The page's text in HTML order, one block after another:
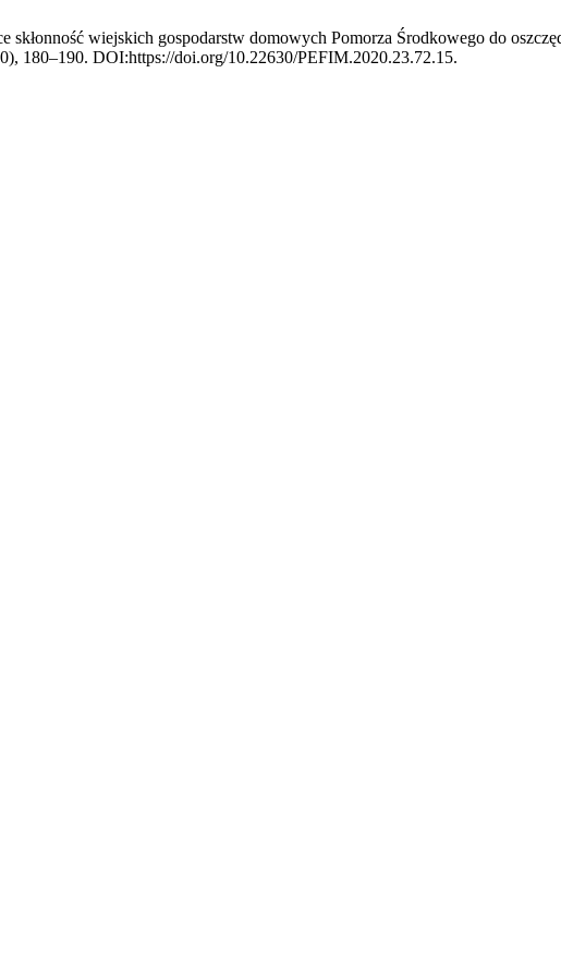
wiejskich gospodarstw domowych Pomorza Środkowego do
180–190. DOI:https://doi.org/10.22630/PEFIM.2020.23.72.15.